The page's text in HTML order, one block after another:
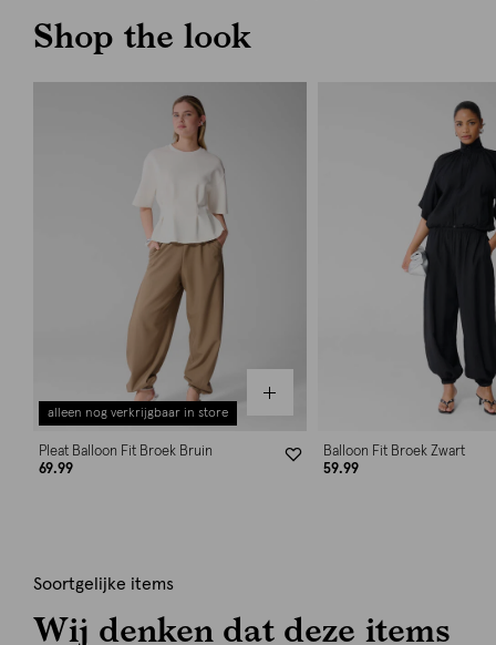
Shop the look
alleen nog verkrijgbaar in store
Pleat Balloon Fit Broek Bruin
69.99
Balloon Fit Broek Zwart
59.99
Soortgelijke items
Wij denken dat deze items